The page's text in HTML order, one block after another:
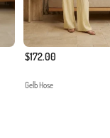
$172.00
Gelb Hose